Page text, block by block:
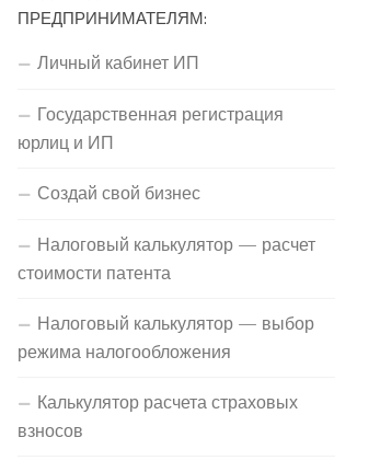
ПРЕДПРИНИМАТЕЛЯМ:
Личный кабинет ИП
Государственная регистрация
юрлиц и ИП
Создай свой бизнес
Налоговый калькулятор — расчет
стоимости патента
Налоговый калькулятор — выбор
режима налогообложения
Калькулятор расчета страховых
взносов